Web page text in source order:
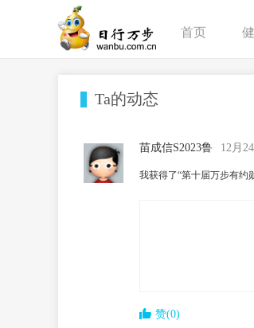
首页
Ta的动态
苗成信S2023鲁 12月
我获得了“第十届万步有约
赞(0)